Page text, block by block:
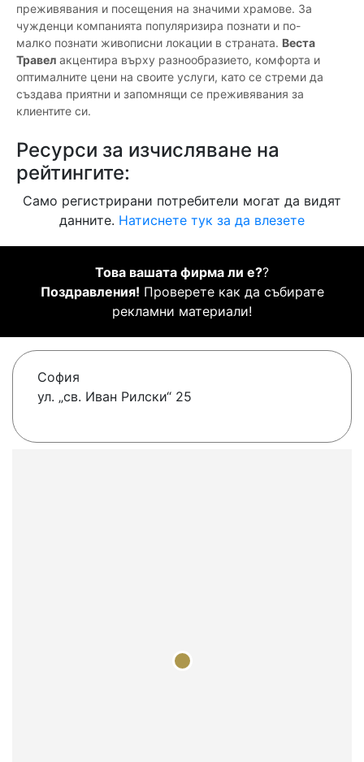
преживявания и посещения на значими храмове. За
чужденци компанията популяризира познати и по-
малко познати живописни локации в страната. Веста
Травел акцентира върху разнообразието, комфорта и
оптималните цени на своите услуги, като се стреми да
създава приятни и запомнящи се преживявания за
клиентите си.
Ресурси за изчисляване на
рейтингите:
Само регистрирани потребители могат да видят
данните. Натиснете тук за да влезете
Това вашата фирма ли е??
Поздравления! Проверете как да събирате
рекламни материали!
София
ул. „св. Иван Рилски“ 25